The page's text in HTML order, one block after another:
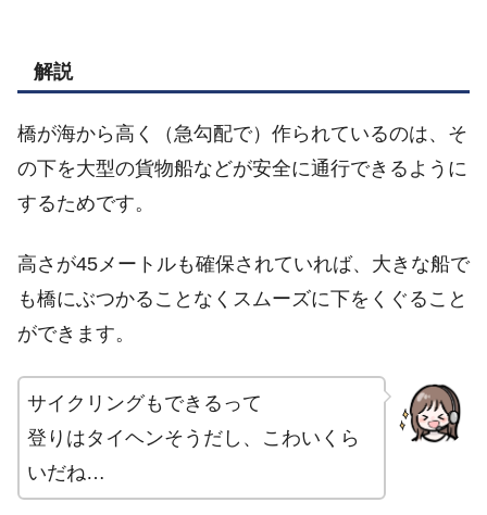
解説
橋が海から高く（急勾配で）作られているのは、そ
の下を大型の貨物船などが安全に通行できるように
するためです。
高さが45メートルも確保されていれば、大きな船で
も橋にぶつかることなくスムーズに下をくぐること
ができます。
サイクリングもできるって
登りはタイヘンそうだし、こわいくら
いだね…